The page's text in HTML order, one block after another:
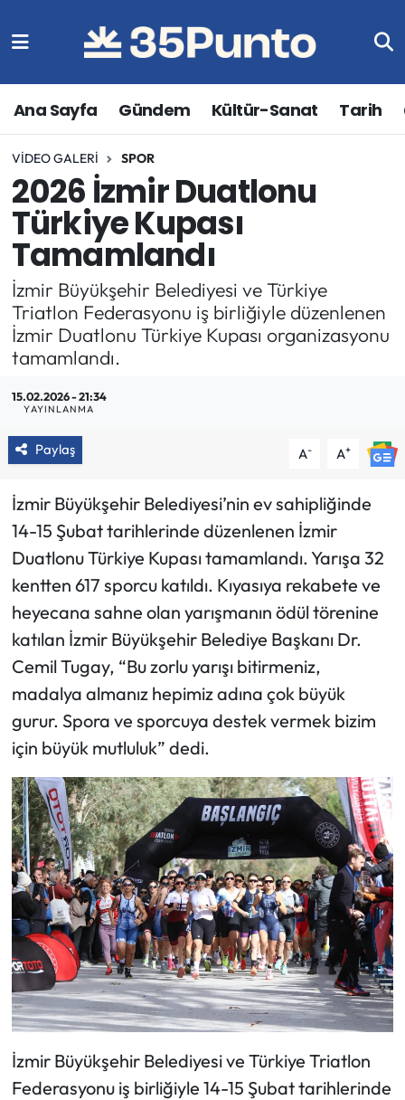
Ana Sayfa Gündem Kültür-Sanat Tarih
VIDEO GALERI SPOR
2026 İzmir Duatlonu
Türkiye Kupası
Tamamlandı
İzmir Büyükşehir Belediyesi ve Türkiye
Triatlon Federasyonu iş birliğiyle düzenlenen
İzmir Duatlonu Türkiye Kupası organizasyonu
tamamlandı.
15.02.2026 - 21:34
YAYINLANMA
Paylaş A- A+
İzmir Büyükşehir Belediyesi’nin ev sahipliğinde
14-15 Şubat tarihlerinde düzenlenen İzmir
Duatlonu Türkiye Kupası tamamlandı. Yarışa 32
kentten 617 sporcu katıldı. Kıyasıya rekabete ve
heyecana sahne olan yarışmanın ödül törenine
katılan İzmir Büyükşehir Belediye Başkanı Dr.
Cemil Tugay, “Bu zorlu yarışı bitirmeniz,
madalya almanız hepimiz adına çok büyük
gurur. Spora ve sporcuya destek vermek bizim
için büyük mutluluk” dedi.
İzmir Büyükşehir Belediyesi ve Türkiye Triatlon
Federasyonu iş birliğiyle 14-15 Şubat tarihlerinde